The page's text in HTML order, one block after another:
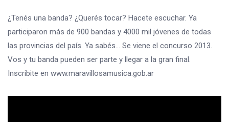
¿Tenés una banda? ¿Querés tocar? Hacete escuchar. Ya
participaron más de 900 bandas y 4000 mil jóvenes de todas
las provincias del país. Ya sabés… Se viene el concurso 2013.
Vos y tu banda pueden ser parte y llegar a la gran final.
Inscribite en www.maravillosamusica.gob.ar